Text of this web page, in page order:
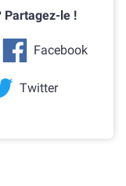
Partagez-le !
Facebook
Twitter